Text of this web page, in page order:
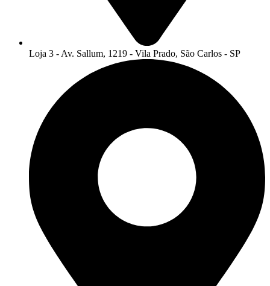
Loja 3 - Av. Sallum, 1219 - Vila Prado, São Carlos - SP